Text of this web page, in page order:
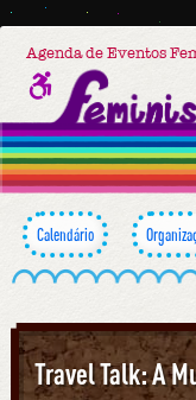
Agenda de Eventos
Calendário
Travel Talk: A